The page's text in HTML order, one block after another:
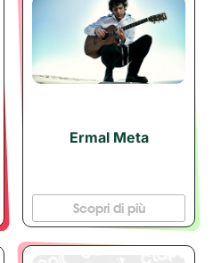
Ermal Meta
Scopri di più